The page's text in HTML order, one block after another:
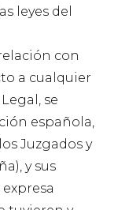
leyes del
con
a cualquier
se
española,
Juzgados y
y sus